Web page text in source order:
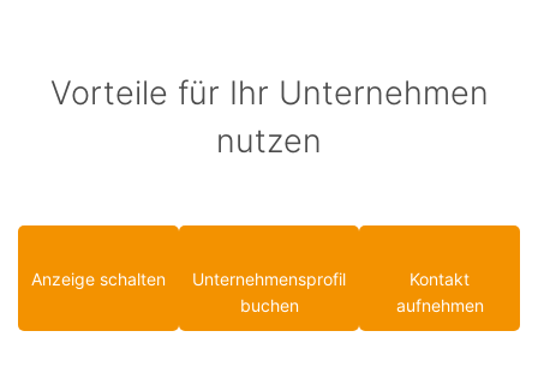
Vorteile für Ihr Unternehmen
nutzen
Anzeige schalten
Unternehmensprofil
buchen
Kontakt
aufnehmen